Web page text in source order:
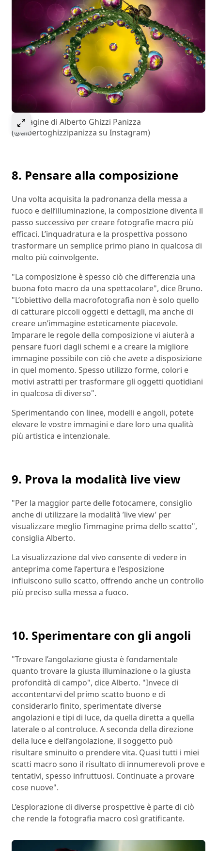
Select to expand image
Immagine di Alberto Ghizzi Panizza
(@albertoghizzipanizza su Instagram)
8. Pensare alla composizione
Una volta acquisita la padronanza della messa a
fuoco e dell’illuminazione, la composizione diventa il
passo successivo per creare fotografie macro più
efficaci. L’inquadratura e la prospettiva possono
trasformare un semplice primo piano in qualcosa di
molto più coinvolgente.
"La composizione è spesso ciò che differenzia una
buona foto macro da una spettacolare", dice Bruno.
"L’obiettivo della macrofotografia non è solo quello
di catturare piccoli oggetti e dettagli, ma anche di
creare un’immagine esteticamente piacevole.
Imparare le regole della composizione vi aiuterà a
pensare fuori dagli schemi e a creare la migliore
immagine possibile con ciò che avete a disposizione
in quel momento. Spesso utilizzo forme, colori e
motivi astratti per trasformare gli oggetti quotidiani
in qualcosa di diverso".
Sperimentando con linee, modelli e angoli, potete
elevare le vostre immagini e dare loro una qualità
più artistica e intenzionale.
9. Prova la modalità live view
"Per la maggior parte delle fotocamere, consiglio
anche di utilizzare la modalità ’live view’ per
visualizzare meglio l’immagine prima dello scatto",
consiglia Alberto.
La visualizzazione dal vivo consente di vedere in
anteprima come l’apertura e l’esposizione
influiscono sullo scatto, offrendo anche un controllo
più preciso sulla messa a fuoco.
10. Sperimentare con gli angoli
"Trovare l’angolazione giusta è fondamentale
quanto trovare la giusta illuminazione o la giusta
profondità di campo", dice Alberto. "Invece di
accontentarvi del primo scatto buono e di
considerarlo finito, sperimentate diverse
angolazioni e tipi di luce, da quella diretta a quella
laterale o al controluce. A seconda della direzione
della luce e dell’angolazione, il soggetto può
risultare sminuito o prendere vita. Quasi tutti i miei
scatti macro sono il risultato di innumerevoli prove e
tentativi, spesso infruttuosi. Continuate a provare
cose nuove".
L’esplorazione di diverse prospettive è parte di ciò
che rende la fotografia macro così gratificante.